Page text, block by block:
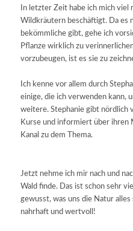
In letzter Zeit habe ich mich viel
Wildkräutern beschäftigt. Da es
bekömmliche gibt, gehe ich
Pflanze wirklich zu
vorzubeugen, ist es sie zu
Ich kenne vor allem durch
einige, die ich verwenden kann,
weitere. Stephanie gibt nördlich
Kurse und informiert über ihren
Kanal zu dem Thema.
Jetzt nehme ich mir nach und
Wald finde. Das ist schon sehr
gewusst, was uns die Natur
nahrhaft und wertvoll!